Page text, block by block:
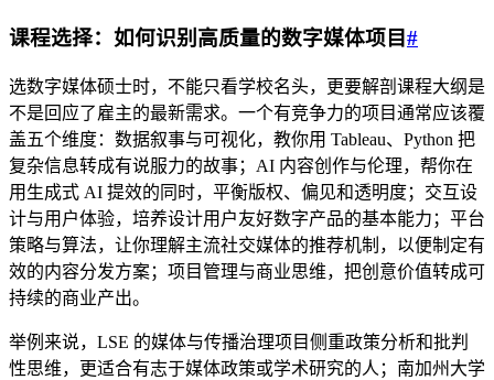
课程选择：如何识别高质量的数字媒体项目#
选数字媒体硕士时，不能只看学校名头，更要解剖课程大纲是
不是回应了雇主的最新需求。一个有竞争力的项目通常应该覆
盖五个维度：数据叙事与可视化，教你用 Tableau、Python 把
复杂信息转成有说服力的故事；AI 内容创作与伦理，帮你在
用生成式 AI 提效的同时，平衡版权、偏见和透明度；交互设
计与用户体验，培养设计用户友好数字产品的基本能力；平台
策略与算法，让你理解主流社交媒体的推荐机制，以便制定有
效的内容分发方案；项目管理与商业思维，把创意价值转成可
持续的商业产出。
举例来说，LSE 的媒体与传播治理项目侧重政策分析和批判
性思维，更适合有志于媒体政策或学术研究的人；南加州大学